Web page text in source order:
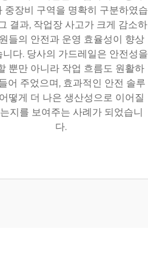
중장비 구역을 명확히 구분하였습
결과, 작업장 사고가 크게 감소하
들의 안전과 운영 효율성이 향상
니다. 당사의 가드레일은 안전성을
뿐만 아니라 작업 흐름도 원활하
어 주었으며, 효과적인 안전 솔루
떻게 더 나은 생산성으로 이어질
지를 보여주는 사례가 되었습니
다.